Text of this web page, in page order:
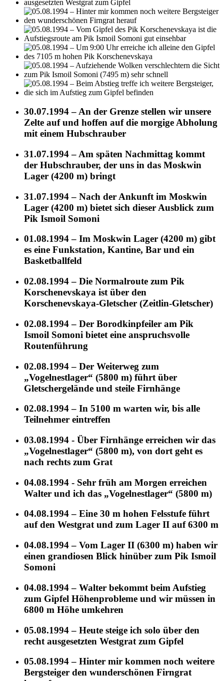
30.07.1994 – An der Grenze stellen wir unsere
Zelte auf und hoffen auf die morgige Abholung
mit einem Hubschrauber
31.07.1994 – Am späten Nachmittag kommt
der Hubschrauber, der uns in das Moskwin
Lager (4200 m) bringt
31.07.1994 – Nach der Ankunft im Moskwin
Lager (4200 m) bietet sich dieser Ausblick zum
Pik Ismoil Somoni
01.08.1994 – Im Moskwin Lager (4200 m) gibt
es eine Funkstation, Kantine, Bar und ein
Basketballfeld
02.08.1994 – Die Normalroute zum Pik
Korschenevskaya ist über den
Korschenevskaya-Gletscher (Zeitlin-Gletscher)
02.08.1994 – Der Borodkinpfeiler am Pik
Ismoil Somoni bietet eine anspruchsvolle
Routenführung
02.08.1994 – Der Weiterweg zum
„Vogelnestlager“ (5800 m) führt über
Gletschergelände und steile Firnhänge
02.08.1994 – In 5100 m warten wir, bis alle
Teilnehmer eintreffen
03.08.1994 - Über Firnhänge erreichen wir das
„Vogelnestlager“ (5800 m), von dort geht es
nach rechts zum Grat
04.08.1994 - Sehr früh am Morgen erreichen
Walter und ich das „Vogelnestlager“ (5800 m)
04.08.1994 – Eine 30 m hohen Felsstufe führt
auf den Westgrat und zum Lager II auf 6300 m
04.08.1994 – Vom Lager II (6300 m) haben wir
einen grandiosen Blick hinüber zum Pik Ismoil
Somoni
04.08.1994 – Walter bekommt beim Aufstieg
zum Gipfel Höhenprobleme und wir müssen in
6800 m Höhe umkehren
05.08.1994 – Heute steige ich solo über den
recht ausgesetzten Westgrat zum Gipfel
05.08.1994 – Hinter mir kommen noch weitere
Bergsteiger den wunderschönen Firngrat